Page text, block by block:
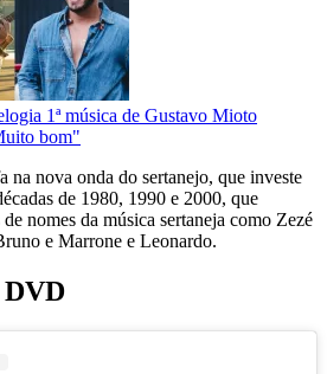
1ª música de Gustavo Mioto
bom"
na nova onda do sertanejo, que investe
de 1980, 1990 e 2000, que
nomes da música sertaneja como Zezé
e Marrone e Leonardo.
DVD